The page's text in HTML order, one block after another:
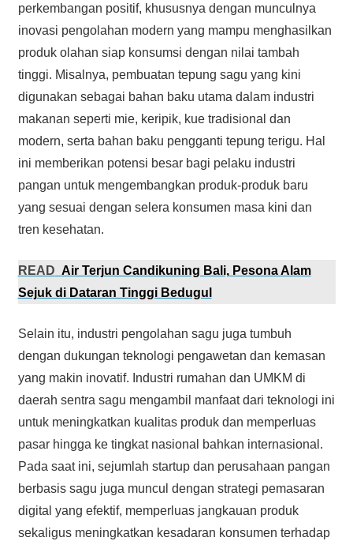
perkembangan positif, khususnya dengan munculnya
inovasi pengolahan modern yang mampu menghasilkan
produk olahan siap konsumsi dengan nilai tambah
tinggi. Misalnya, pembuatan tepung sagu yang kini
digunakan sebagai bahan baku utama dalam industri
makanan seperti mie, keripik, kue tradisional dan
modern, serta bahan baku pengganti tepung terigu. Hal
ini memberikan potensi besar bagi pelaku industri
pangan untuk mengembangkan produk-produk baru
yang sesuai dengan selera konsumen masa kini dan
tren kesehatan.
READ Air Terjun Candikuning Bali, Pesona Alam
Sejuk di Dataran Tinggi Bedugul
Selain itu, industri pengolahan sagu juga tumbuh
dengan dukungan teknologi pengawetan dan kemasan
yang makin inovatif. Industri rumahan dan UMKM di
daerah sentra sagu mengambil manfaat dari teknologi ini
untuk meningkatkan kualitas produk dan memperluas
pasar hingga ke tingkat nasional bahkan internasional.
Pada saat ini, sejumlah startup dan perusahaan pangan
berbasis sagu juga muncul dengan strategi pemasaran
digital yang efektif, memperluas jangkauan produk
sekaligus meningkatkan kesadaran konsumen terhadap